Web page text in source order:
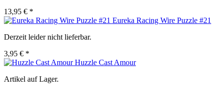
13,95 € *
Eureka Racing Wire Puzzle #21
Derzeit leider nicht lieferbar.
3,95 € *
Huzzle Cast Amour
Artikel auf Lager.